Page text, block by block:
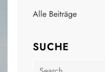
Alle Beiträge
SUCHE
Search